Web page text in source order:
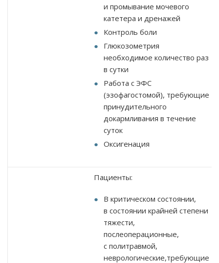
и промывание мочевого
катетера и дренажей
Контроль боли
Глюкозометрия
необходимое количество раз
в сутки
Работа с ЭФС
(эзофагостомой), требующие
принудительного
докармливания в течение
суток
Оксигенация
Пациенты:
В критическом состоянии,
в состоянии крайней степени
тяжести,
послеоперационные,
с политравмой,
неврологические,требующие